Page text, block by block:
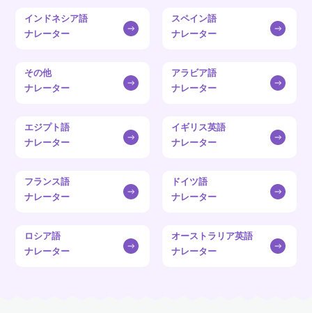
インドネシア語
ナレーター
スペイン語
ナレーター
その他
ナレーター
アラビア語
ナレーター
エジプト語
ナレーター
イギリス英語
ナレーター
フランス語
ナレーター
ドイツ語
ナレーター
ロシア語
ナレーター
オーストラリア英語
ナレーター